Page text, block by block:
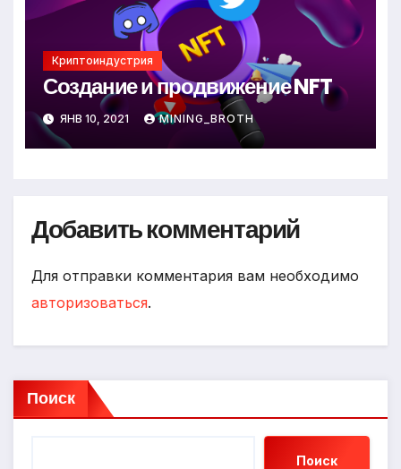
Криптоиндустрия
Создание и продвижение NFT
ЯНВ 10, 2021 MINING_BROTH
Добавить комментарий
Для отправки комментария вам необходимо
авторизоваться.
Поиск
Поиск